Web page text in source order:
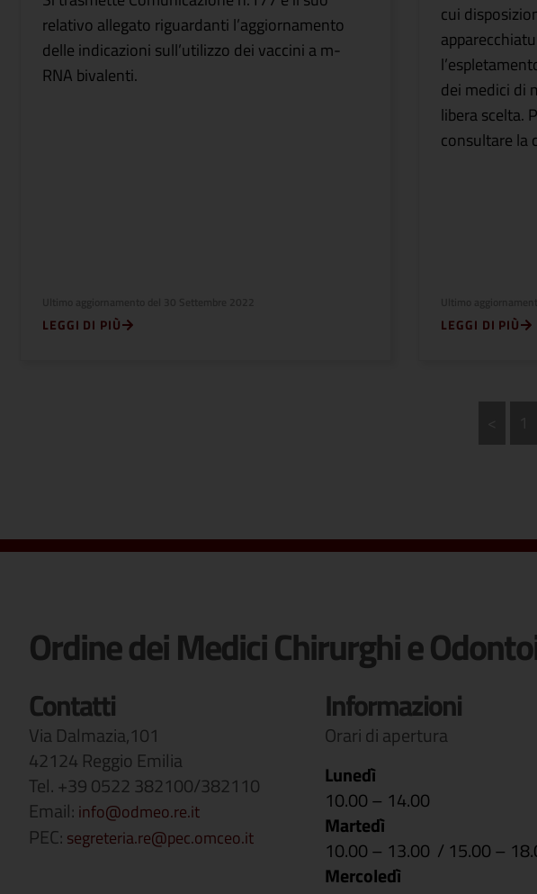
relativo allegato riguardanti l’aggiornamento
delle indicazioni sull’utilizzo dei vaccini a m-
RNA bivalenti.
LEGGI DI PIÙ
cui
dei medici di
libera scelta.
consultare la
LEGGI DI PIÙ
Ordine dei Medici Chirurghi e
Contatti
Via Dalmazia,101
42124 Reggio Emilia
Tel. +39 0522 382100/382110
Email: info@odmeo.re.it
PEC: segreteria.re@pec.omceo.it
Informazioni
Orari di apertura
Lunedì
10.00 – 14.00
Martedì
10.00 – 13.00 / 15.00 –
Mercoledì